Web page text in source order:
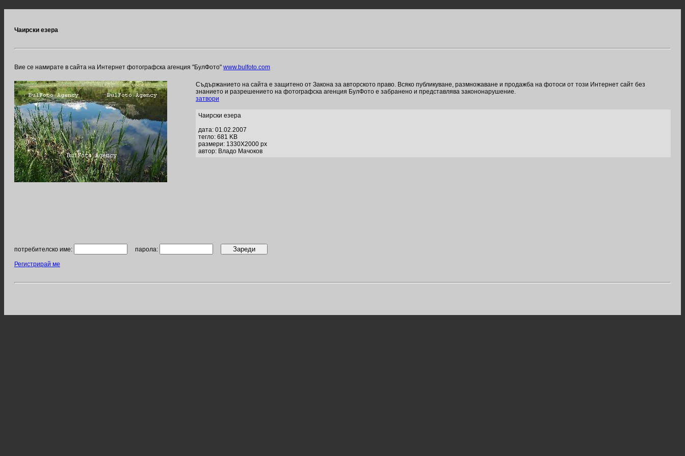
Чаирски езера
Вие се намирате в сайта на Интернет фотографска агенция "БулФото" www.bulfoto.com
Съдържанието на сайта е защитено от Закона за авторското право. Всяко публикуване, размножаване и продажба на фотоси от този Интернет сайт без
знанието и разрешението на фотографска агенция БулФото е забранено и представлява закононарушение.
затвори
Чаирски езера
дата: 01.02.2007
тегло: 681 KB
размери: 1330X2000 px
автор: Владо Мачоков
потребителско име: парола:
Регистрирай ме